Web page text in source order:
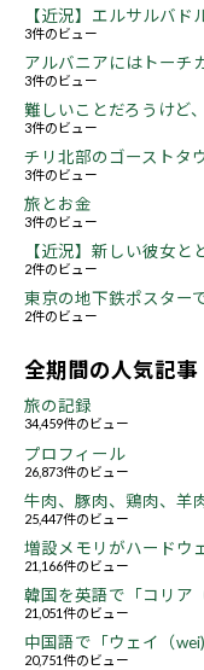
【近況】エルサルバド
3件のビュー
アルバニアにはトーチ
3件のビュー
難しいことだろうけど
3件のビュー
チリ北部のゴーストタ
3件のビュー
旅とお金
3件のビュー
【近況】新しい彼女と
2件のビュー
東京の地下鉄ポスター
2件のビュー
全期間の人気記事
旅の記録
34,459件のビュー
プロフィール
26,873件のビュー
牛肉、豚肉、鶏肉、羊
25,447件のビュー
増設メモリがハードウ
21,166件のビュー
韓国を英語で「コリア
21,051件のビュー
中国語で「ウェイ（
20,751件のビュー